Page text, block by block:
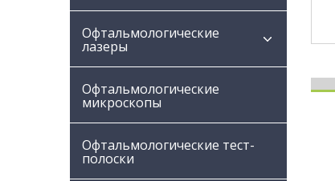
Офтальмологические
лазеры
Офтальмологические
микроскопы
Офтальмологические тест-
полоски